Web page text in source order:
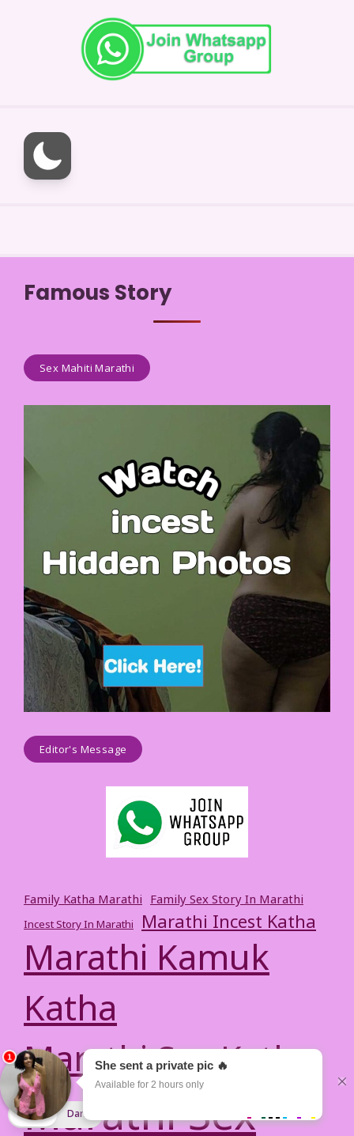
Famous Story
Sex Mahiti Marathi
Editor's Message
Family Katha Marathi Family Sex Story In Marathi
Incest Story In Marathi Marathi Incest Katha
Marathi Kamuk
Katha
Marathi Sex Katha
Marathi Sex
Light Dark